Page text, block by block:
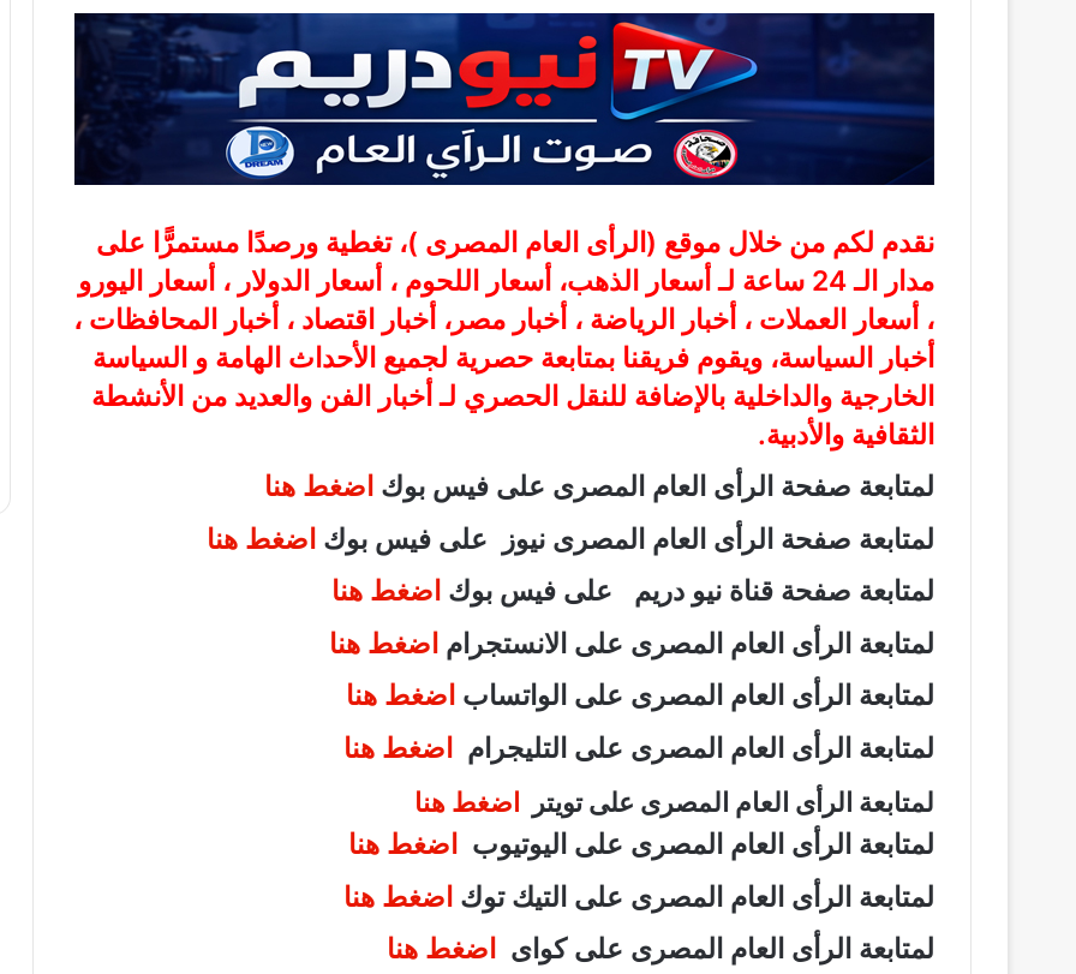
نقدم لكم من خلال موقع (الرأى العام المصرى )، تغطية ورصدًا مستمرًّا على
مدار الـ 24 ساعة لـ أسعار الذهب، أسعار اللحوم ، أسعار الدولار ، أسعار اليورو
، أسعار العملات ، أخبار الرياضة ، أخبار مصر، أخبار اقتصاد ، أخبار المحافظات ،
أخبار السياسة، ويقوم فريقنا بمتابعة حصرية لجميع الأحداث الهامة و السياسة
الخارجية والداخلية بالإضافة للنقل الحصري لـ أخبار الفن والعديد من الأنشطة
الثقافية والأدبية.
لمتابعة صفحة الرأى العام المصرى على فيس بوك اضغط هنا
لمتابعة صفحة الرأى العام المصرى نيوز على فيس بوك اضغط هنا
لمتابعة صفحة قناة نيو دريم على فيس بوك اضغط هنا
لمتابعة الرأى العام المصرى على الانستجرام اضغط هنا
لمتابعة الرأى العام المصرى على الواتساب اضغط هنا
لمتابعة الرأى العام المصرى على التليجرام اضغط هنا
لمتابعة الرأى العام المصرى على تويتر اضغط هنا
لمتابعة الرأى العام المصرى على اليوتيوب
اضغط هنا
لمتابعة الرأى العام المصرى على التيك توك اضغط هنا
لمتابعة الرأى العام المصرى على كواى
اضغط هنا